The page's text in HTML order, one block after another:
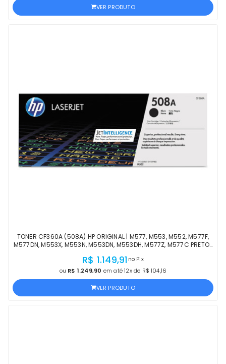
VER PRODUTO
TONER CF360A (508A) HP ORIGINAL | M577, M553, M552, M577F,
M577DN, M553X, M553N, M553DN, M553DH, M577Z, M577C PRETO |
R$ 1.149,91 no Pix
ou R$ 1.249,90 em até 12x de R$ 104,16
VER PRODUTO